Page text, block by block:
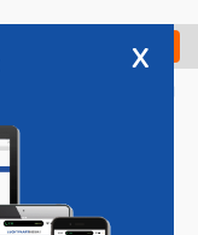
Check in
x